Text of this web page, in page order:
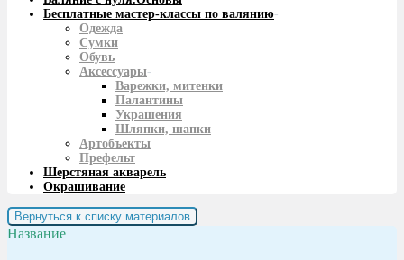
Бесплатные мастер-классы по валянию-
Одежда
Сумки
Обувь
Аксессуары-
Варежки, митенки
Палантины
Украшения
Шляпки, шапки
Артобъекты
Префельт
Шерстяная акварель
Окрашивание
Вернуться к списку материалов
Название